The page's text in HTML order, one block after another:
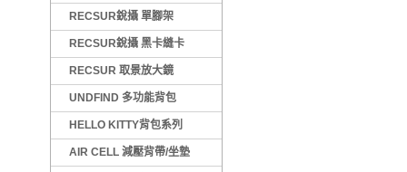
RECSUR銳攝 單腳架
RECSUR銳攝 黑卡縫卡
RECSUR 取景放大鏡
UNDFIND 多功能背包
HELLO KITTY背包系列
AIR CELL 減壓背帶/坐墊